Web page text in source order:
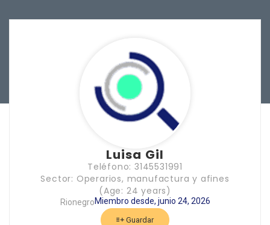
Luisa Gil
Teléfono: 3145531991
Sector: Operarios, manufactura y afines
(Age: 24 years)
RionegroMiembro desde, junio 24, 2026
Guardar